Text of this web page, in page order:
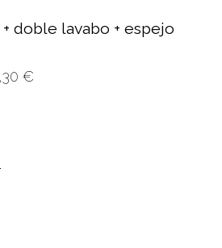
doble lavabo + espejo
€Rango